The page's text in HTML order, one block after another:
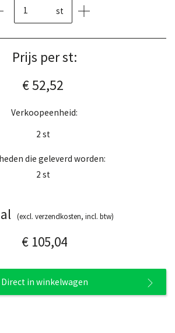
st
Prijs per st:
€ 52,52
Verkoopeenheid:
2 st
die geleverd worden:
2 st
(excl. verzendkosten, incl. btw)
€ 105,04
Direct in winkelwagen